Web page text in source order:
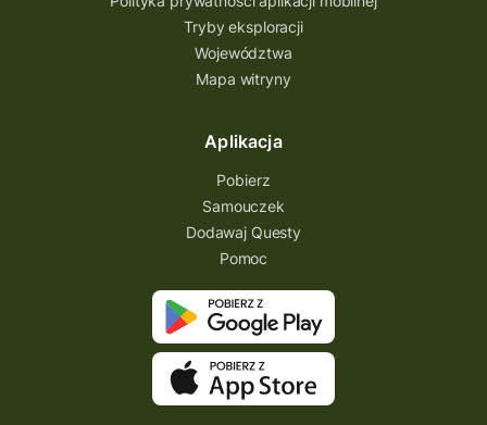
Tryby eksploracji
Województwa
Mapa witryny
Aplikacja
Pobierz
Samouczek
Dodawaj Questy
Pomoc